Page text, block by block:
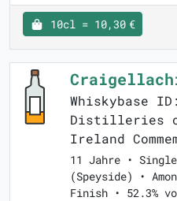
10cl = 10,30 €
Whiskybase
Distilleries
Ireland
11 Jahre •
(Speyside) •
Finish • 52.3%